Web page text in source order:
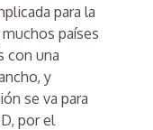
para la
países
con una
y
se va para
por el